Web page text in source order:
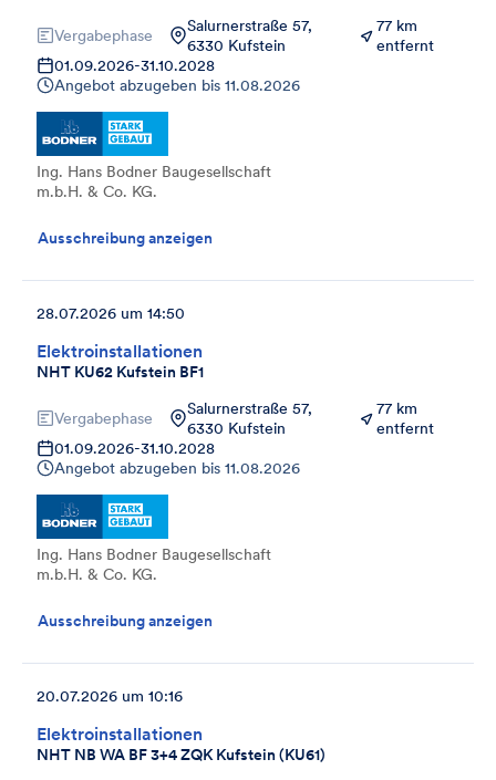
Vergabephase
Salurnerstraße 57,
6330 Kufstein
77 km
entfernt
01.09.2026-31.10.2028
Angebot abzugeben bis 11.08.2026
Ing. Hans Bodner Baugesellschaft
m.b.H. & Co. KG.
Ausschreibung anzeigen
Elektroinstallationen
NHT KU62 Kufstein BF1
28.07.2026 um 14:50
Vergabephase
Salurnerstraße 57,
6330 Kufstein
77 km
entfernt
01.09.2026-31.10.2028
Angebot abzugeben bis 11.08.2026
Ing. Hans Bodner Baugesellschaft
m.b.H. & Co. KG.
Ausschreibung anzeigen
Elektroinstallationen
NHT NB WA BF 3+4 ZQK Kufstein (KU61)
20.07.2026 um 10:16